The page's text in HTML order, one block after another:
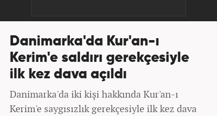
Danimarka'da Kur'an-ı
Kerim'e saldırı gerekçesiyle
ilk kez dava açıldı
Danimarka'da iki kişi hakkında Kur'an-ı
Kerim'e saygısızlık gerekçesiyle ilk kez dava